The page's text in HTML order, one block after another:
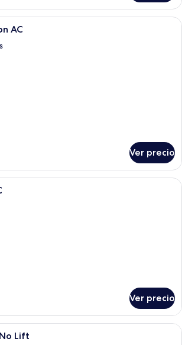
Habitación de hotel con una cama
AC
Ver precio
Habitación de hotel con una cama
Ver precio
Lift